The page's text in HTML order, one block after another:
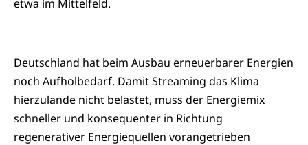
etwa im Mittelfeld.
Deutschland hat beim Ausbau erneuerbarer Energien
noch Aufholbedarf. Damit Streaming das Klima
hierzulande nicht belastet, muss der Energiemix
schneller und konsequenter in Richtung
regenerativer Energiequellen vorangetrieben